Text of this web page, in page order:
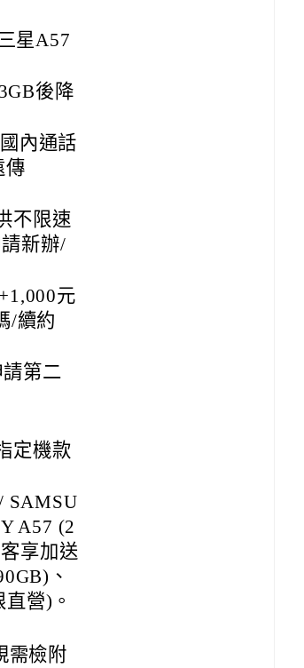
星A57
後降
內通話
傳
不限速
新辦/
元
/續約
第二
定機款
SAMSU
A57 (2
享加送
、
營)。
需檢附